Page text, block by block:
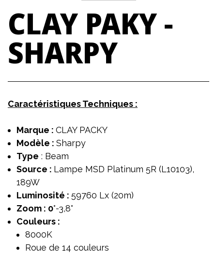
CLAY PAKY-
SHARPY
Caractéristiques Techniques :
Marque : CLAY PACKY
Modèle : Sharpy
Type : Beam
Source : Lampe MSD Platinum 5R (L10103),
189W
Luminosité : 59760 Lx (20m)
Zoom : 0°-3,8°
Couleurs :
8000K
Roue de 14 couleurs